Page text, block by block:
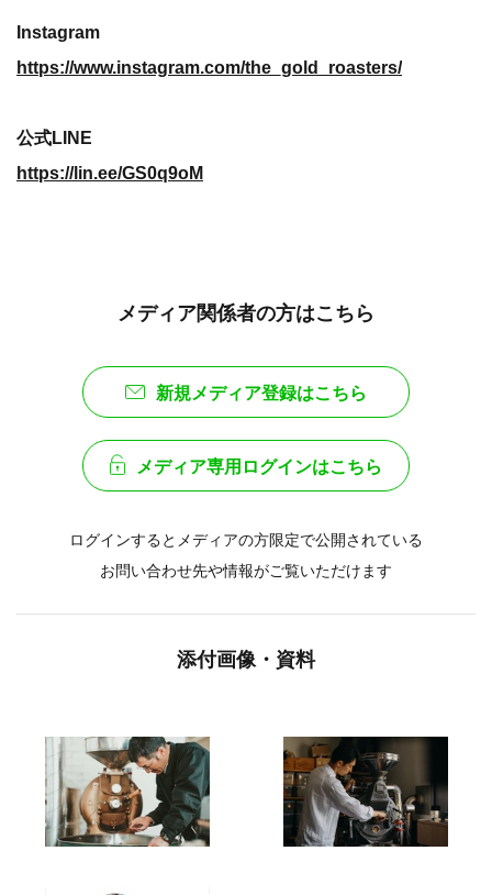
Instagram
https://www.instagram.com/the_gold_roasters/
公式LINE
https://lin.ee/GS0q9oM
メディア関係者の方はこちら
新規メディア登録はこちら
メディア専用ログインはこちら
ログインするとメディアの方限定で公開されている
お問い合わせ先や情報がご覧いただけます
添付画像・資料